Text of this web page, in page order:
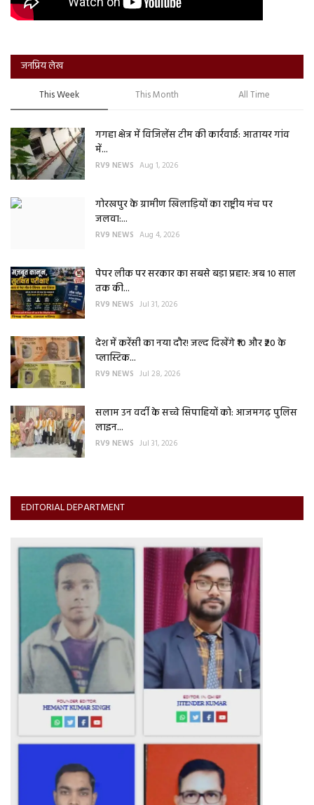
जनप्रिय लेख
This Week This Month All Time
गगहा क्षेत्र में विजिलेंस टीम की कार्रवाई: आतायर गांव
में...
RV9 NEWS Aug 1, 2026
गोरखपुर के ग्रामीण खिलाड़ियों का राष्ट्रीय मंच पर
जलवा:...
RV9 NEWS Aug 4, 2026
पेपर लीक पर सरकार का सबसे बड़ा प्रहार: अब 10 साल
तक की...
RV9 NEWS Jul 31, 2026
देश में करेंसी का नया दौर! जल्द दिखेंगे ₹10 और ₹20 के
प्लास्टिक...
RV9 NEWS Jul 28, 2026
सलाम उन वर्दी के सच्चे सिपाहियों को: आजमगढ़ पुलिस
लाइन...
RV9 NEWS Jul 31, 2026
EDITORIAL DEPARTMENT